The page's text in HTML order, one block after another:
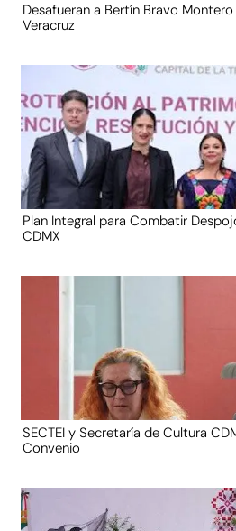
Desafueran a Bertín Bravo
Veracruz
Plan Integral para Combatir
CDMX
SECTEI y Secretaría de Cultura
Convenio